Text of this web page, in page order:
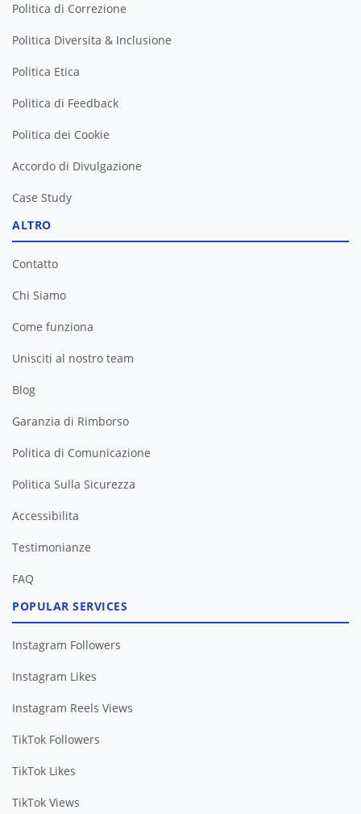
Politica di Correzione
Politica Diversita & Inclusione
Politica Etica
Politica di Feedback
Politica dei Cookie
Accordo di Divulgazione
Case Study
ALTRO
Contatto
Chi Siamo
Come funziona
Unisciti al nostro team
Blog
Garanzia di Rimborso
Politica di Comunicazione
Politica Sulla Sicurezza
Accessibilita
Testimonianze
FAQ
POPULAR SERVICES
Instagram Followers
Instagram Likes
Instagram Reels Views
TikTok Followers
TikTok Likes
TikTok Views